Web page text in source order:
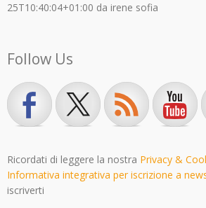
25T10:40:04+01:00 da irene sofia
Follow Us
Ricordati di leggere la nostra Privacy &
Informativa integrativa per iscrizione a
iscriverti